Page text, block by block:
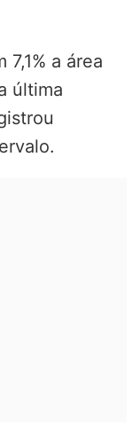
a área
última